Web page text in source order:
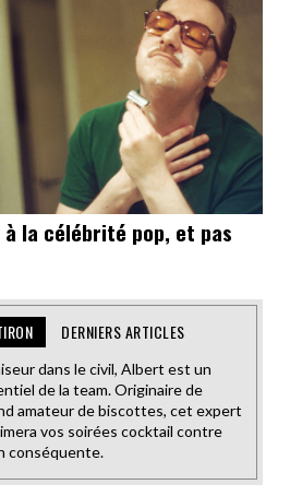
à la célébrité pop, et pas
DERNIERS ARTICLES
dans le civil, Albert est un
de la team. Originaire de
amateur de biscottes, cet expert
vos soirées cocktail contre
conséquente.